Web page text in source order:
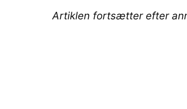
Artiklen fortsætter efter